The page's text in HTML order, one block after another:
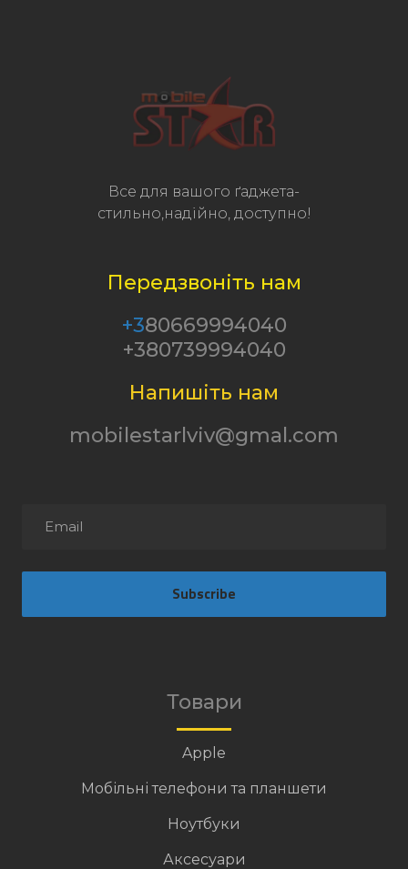
Все для вашого ґаджета-
стильно,надійно, доступно!
Передзвоніть нам
+380669994040
+380739994040
Напишіть нам
mobilestarlviv@gmal.com
Subscribe
Товари
Apple
Мобільні телефони та планшети
Ноутбуки
Аксесуари